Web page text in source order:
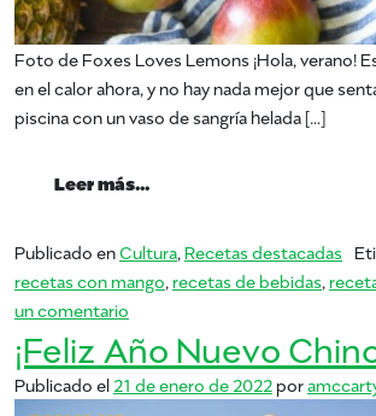
Foto de Foxes Loves Lemons ¡Hola, verano!
en el calor ahora, y no hay nada mejor que
piscina con un vaso de sangría helada […]
Leer más…
Publicado enCultura Recetas destacadas
recetas con mango recetas de bebidas
un comentario
¡Feliz Año Nuevo
Publicado el 21 de enero de 2022por